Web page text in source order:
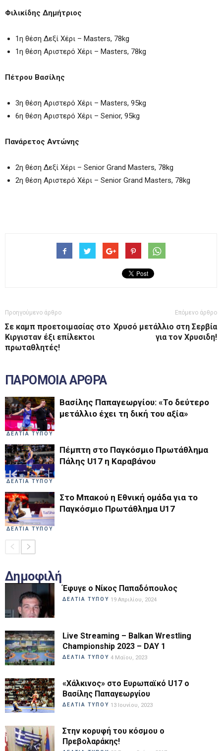
Φιλικίδης Δημήτριος
1η θέση Δεξί Χέρι – Masters, 78kg
1η θέση Αριστερό Χέρι – Masters, 78kg
Πέτρου Βασίλης
3η θέση Αριστερό Χέρι – Masters, 95kg
6η θέση Αριστερό Χέρι – Senior, 95kg
Πανάρετος Αντώνης
2η θέση Δεξί Χέρι – Senior Grand Masters, 78kg
2η θέση Αριστερό Χέρι – Senior Grand Masters, 78kg
Προηγούμενο άρθρο
Σε καμπ προετοιμασίας στο
Κιργισταν έξι επίλεκτοι
πρωταθλητές!
Επόμενο άρθρο
Χρυσό μετάλλιο στη Σερβία
για τον Χρυσιδη!
ΠΑΡΟΜΟΙΑ ΑΡΘΡΑ
ΔΕΛΤΙΑ ΤΥΠΟΥ
Βασίλης Παπαγεωργίου: «Το δεύτερο
μετάλλιο έχει τη δική του αξία»
ΔΕΛΤΙΑ ΤΥΠΟΥ
Πέμπτη στο Παγκόσμιο Πρωτάθλημα
Πάλης U17 η Καραβάνου
ΔΕΛΤΙΑ ΤΥΠΟΥ
Στο Μπακού η Εθνική ομάδα για το
Παγκόσμιο Πρωτάθλημα U17
Δημοφιλή
Έφυγε ο Νίκος Παπαδόπουλος
ΔΕΛΤΙΑ ΤΥΠΟΥ 19 Απριλίου, 2024
Live Streaming – Balkan Wrestling
Championship 2023 – DAY 1
ΔΕΛΤΙΑ ΤΥΠΟΥ 4 Μαΐου, 2023
«Χάλκινος» στο Ευρωπαϊκό U17 ο
Βασίλης Παπαγεωργίου
ΔΕΛΤΙΑ ΤΥΠΟΥ 13 Ιουνίου, 2023
Στην κορυφή του κόσμου ο
Πρεβολαράκης!